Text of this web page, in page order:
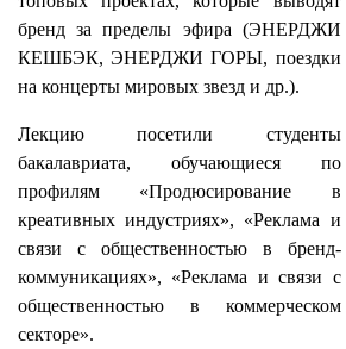
бренд за пределы эфира (ЭНЕРДЖИ
КЕШБЭК, ЭНЕРДЖИ ГОРЫ, поездки
на концерты мировых звезд и др.).
Лекцию посетили студенты
бакалавриата, обучающиеся по
профилям «Продюсирование в
креативных индустриях», «Реклама и
связи с общественностью в бренд-
коммуникациях», «Реклама и связи с
общественностью в коммерческом
секторе».